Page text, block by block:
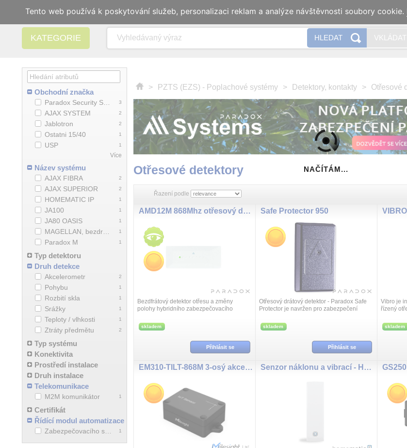
KATEGORIE HLEDAT
Obchodní značka
3
Paradox Security Systems
2
AJAX SYSTEM
2
Jablotron
1
Ostatni 15/40
1
USP
Více
Název systému
2
AJAX FIBRA
2
AJAX SUPERIOR
1
HOMEMATIC IP
1
JA100
1
JA80 OASIS
1
MAGELLAN, bezdrátový systém
1
Paradox M
Typ detektoru
Druh detekce
2
Akcelerometr
1
Pohybu
1
Rozbití skla
1
Srážky
1
Teploty / vlhkosti
2
Ztráty předmětu
Typ systému
Konektivita
Prostředí instalace
Druh instalace
Telekomunikace
1
M2M komunikátor
Certifikát
Řídící modul automatizace
1
Zabezpečovacího systému
> PZTS (EZS) - Poplachové systémy > Detektory, kontakty > Otřesové
Otřesové detektory NAČÍTÁM...
Řazení podle
AMD12M 868Mhz otřesový detektor
Bezdfrátový detektor otřesu a změny
polohy hybridního zabezpečovacího
polohy. Detekce založená na
akcelerometru s nastavitelno...
skladem
Přihlásit se
Safe Protector 950
Otřesový drátový detektor - Paradox Safe
Protector je navržen pro zabezpečení
kovových dveří. Detektor lze aplikovat i...
skladem
Přihlásit se
Vibro je
řízený
skladem
EM310-TILT-868M 3-osý akcelerometr, 7000mAh Li-SOCL2 bat, NFC, IP67 Senzor náklonu a vibrací - HmIP-STV
Tento web používá k poskytování služeb, personalizaci reklam a analýze návštěvnosti soubory cookie.